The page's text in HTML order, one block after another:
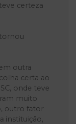
certeza
outra
certa ao
onde teve
muito
outro fator
instituição,